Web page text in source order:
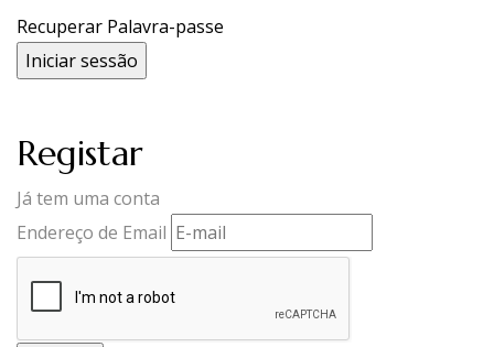
Recuperar Palavra-passe
Registar
Já tem uma conta
Endereço de Email